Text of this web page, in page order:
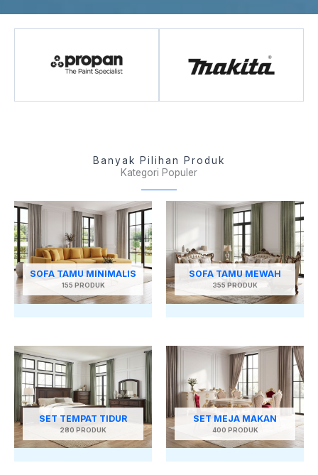
Banyak Pilihan Produk
Kategori Populer
SOFA TAMU MINIMALIS
155 PRODUK
SOFA TAMU MEWAH
355 PRODUK
SET TEMPAT TIDUR
280 PRODUK
SET MEJA MAKAN
400 PRODUK